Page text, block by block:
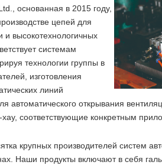
основанная в 2015 году,
цепей для
и высокотехнологичных
системам
технологии группы в
изготовления
линий
автоматического открывания
соответствующие конкретным
крупных производителей систем
Наши продукты включают в себя